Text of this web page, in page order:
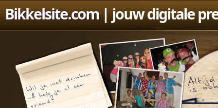
Bikkelsite.com| jouw digitale